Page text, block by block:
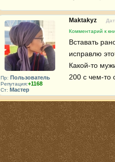
Пр: Пользователь
Репутация:+1168
Ст: Мастер
Maktakyz
Комментарий к
Вставать
исправлю
Какой-то
200 с чем-то